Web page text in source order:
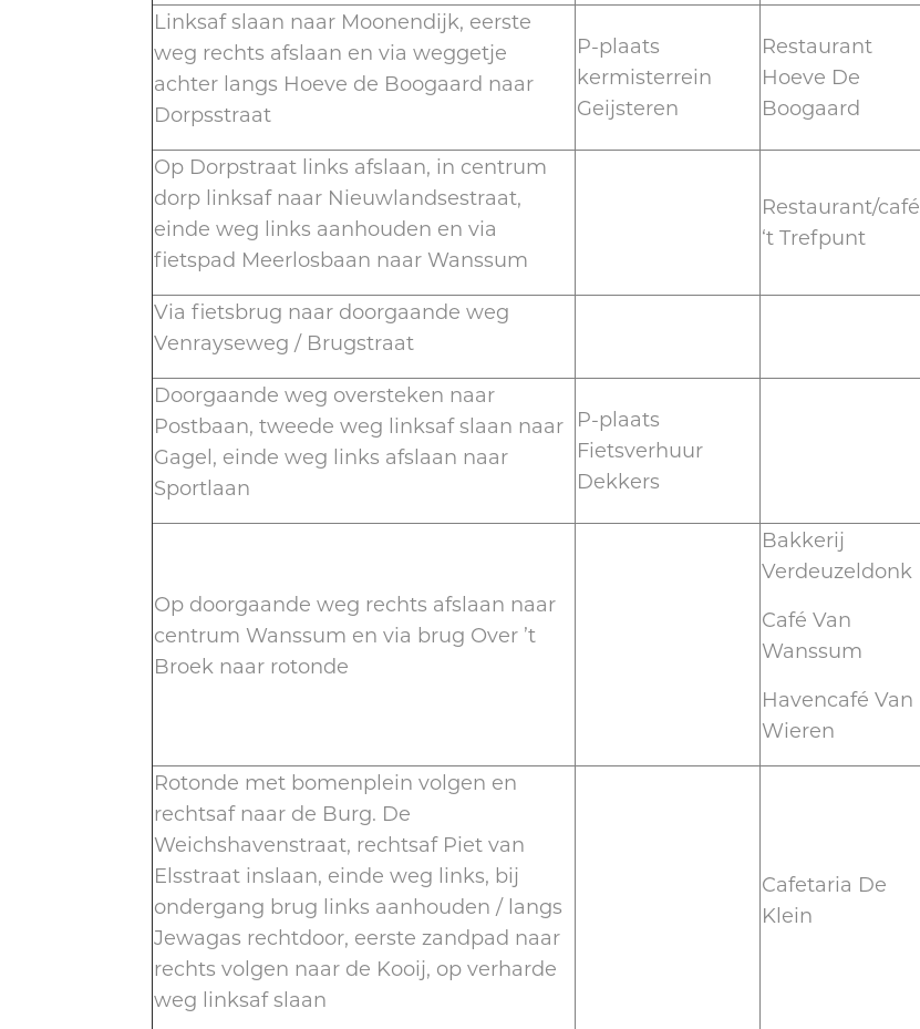
Linksaf slaan naar Moonendijk, eerste
weg rechts afslaan en via weggetje
achter langs Hoeve de Boogaard naar
Dorpsstraat
P-plaats
kermisterrein
Geijsteren
Restaurant
Hoeve De
Boogaard
Op Dorpstraat links afslaan, in centrum
dorp linksaf naar Nieuwlandsestraat,
einde weg links aanhouden en via
fietspad Meerlosbaan naar Wanssum
Restaurant/café
‘t Trefpunt
Via fietsbrug naar doorgaande weg
Venrayseweg / Brugstraat
Doorgaande weg oversteken naar
Postbaan, tweede weg linksaf slaan naar
Gagel, einde weg links afslaan naar
Sportlaan
P-plaats
Fietsverhuur
Dekkers
Op doorgaande weg rechts afslaan naar
centrum Wanssum en via brug Over ’t
Broek naar rotonde
Bakkerij
Verdeuzeldonk
Café Van
Wanssum
Havencafé Van
Wieren
Rotonde met bomenplein volgen en
rechtsaf naar de Burg. De
Weichshavenstraat, rechtsaf Piet van
Elsstraat inslaan, einde weg links, bij
ondergang brug links aanhouden / langs
Jewagas rechtdoor, eerste zandpad naar
rechts volgen naar de Kooij, op verharde
weg linksaf slaan
Cafetaria De
Klein